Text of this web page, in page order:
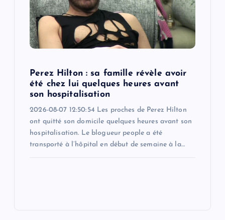
Perez Hilton : sa famille révèle avoir
été chez lui quelques heures avant
son hospitalisation
2026-08-07 12:50:54 Les proches de Perez Hilton
ont quitté son domicile quelques heures avant son
hospitalisation. Le blogueur people a été
transporté à l’hôpital en début de semaine à la…